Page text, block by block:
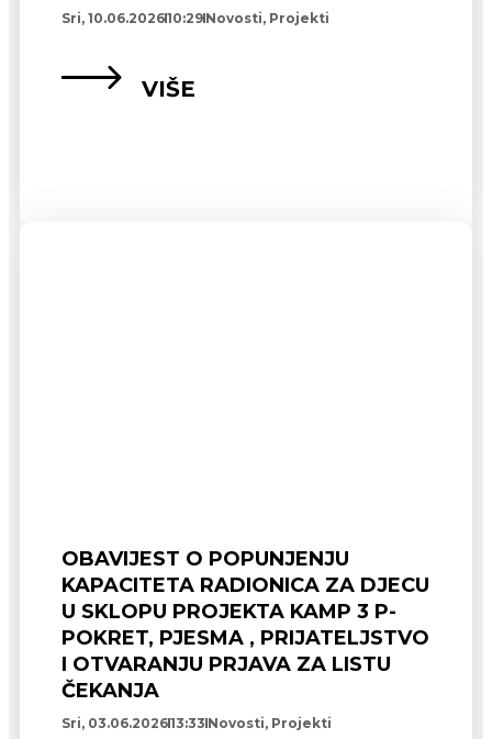
Sri, 10.06.202610:29 Novosti, Projekti
VIŠE
OBAVIJEST O POPUNJENJU
KAPACITETA RADIONICA ZA DJECU
U SKLOPU PROJEKTA KAMP 3 P-
POKRET, PJESMA , PRIJATELJSTVO
I OTVARANJU PRJAVA ZA LISTU
ČEKANJA
Sri, 03.06.202613:33 Novosti, Projekti